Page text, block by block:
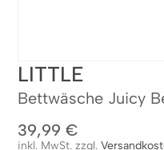
LITTLE
Bettwäsche Juicy
39,99€
inkl. MwSt. zzgl.